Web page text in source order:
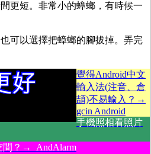
更短。非常小的蟑螂，有時候一
可以選擇把蟑螂的腳拔掉。弄完
覺得Android中文
輸入法(注音、倉
頡)不易輸入？→
gcin Android
手機照相看照片
間？→ AndAlarm